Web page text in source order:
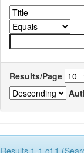
Results/Page
Results 1-1 of 1